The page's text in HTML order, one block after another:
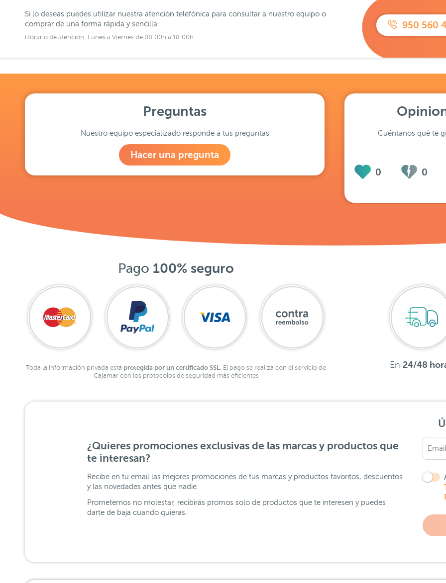
Si lo deseas puedes utilizar nuestra atención telefónica para consultar a nuestro equipo o
comprar de una forma rápida y sencilla.
Horario de atención: Lunes a Viernes de 08:00h a 18:00h
950 560
Preguntas
Nuestro equipo especializado responde a tus preguntas
Hacer una pregunta
Cuéntanos qué te
0 0
Pago 100% seguro
Toda la información privada está protegida por un certificado SSL.
El pago se realiza con el servicio de
Cajamar con los protocolos de seguridad más eficientes
En 24/48
¿Quieres promociones exclusivas de las marcas y productos que
te interesan?
Recibe en tu email las mejores promociones de tus marcas y productos favoritos, descuentos
y las novedades antes que nadie.
Prometemos no molestar, recibirás promos solo de productos que te interesen y puedes
darte de baja cuando quieras.